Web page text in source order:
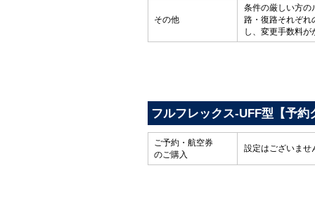
その他
条件の厳しい方の
路・復路それぞれ
し、変更手数料
フルフレックス-UFF型【予約
ご予約・航空券
のご購入
設定はございませ